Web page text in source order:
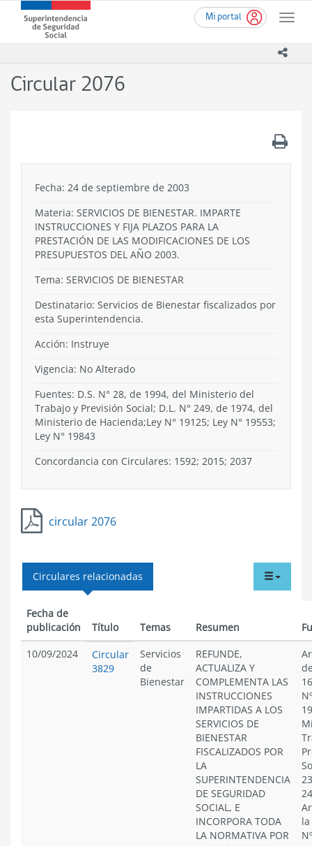
contenido
Mi portal
Toggle
Superintendencia
de
-
Circular 2076
Fecha: 24 de septiembre de 2003
Materia: SERVICIOS DE BIENESTAR. IMPARTE
INSTRUCCIONES Y FIJA PLAZOS PARA LA
PRESTACIÓN DE LAS MODIFICACIONES DE LOS
PRESUPUESTOS DEL AÑO 2003.
Tema: SERVICIOS DE BIENESTAR
Destinatario: Servicios de Bienestar fiscalizados por
esta Superintendencia.
Acción: Instruye
Vigencia: No Alterado
Fuentes: D.S. N° 28, de 1994, del Ministerio del
Trabajo y Previsión Social; D.L. N° 249, de 1974, del
Ministerio de Hacienda;Ley N° 19125; Ley N° 19553;
Ley N° 19843
Concordancia con Circulares: 1592; 2015; 2037
circular 2076
menu
Circulares relacionadas
Fecha de
publicación
Título Temas Resumen
10/09/2024
Circular
3829
Servicios
de
Bienestar
REFUNDE,
ACTUALIZA Y
COMPLEMENTA LAS
INSTRUCCIONES
IMPARTIDAS A LOS
SERVICIOS DE
BIENESTAR
FISCALIZADOS POR
LA
SUPERINTENDENCIA
DE SEGURIDAD
SOCIAL, E
INCORPORA TODA
LA NORMATIVA POR
la